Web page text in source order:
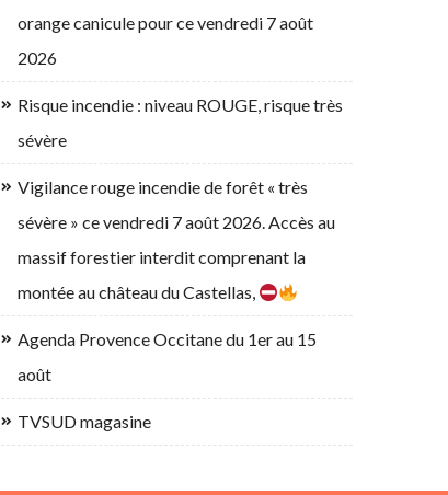
orange canicule pour ce vendredi 7 août
2026
Risque incendie : niveau ROUGE, risque très
sévère
Vigilance rouge incendie de forêt « très
sévère » ce vendredi 7 août 2026. Accès au
massif forestier interdit comprenant la
montée au château du Castellas,
Agenda Provence Occitane du 1er au 15
août
TVSUD magasine